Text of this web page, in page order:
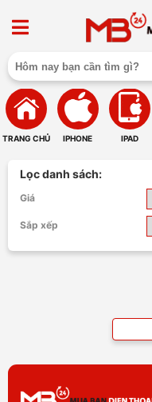
TRANG CHỦ IPHONE IPAD
Lọc danh sách:
Giá
Sắp xếp